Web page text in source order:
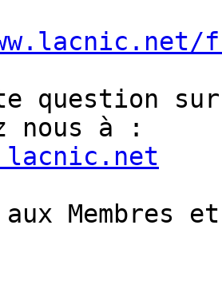
question
lacnic.net
Membres